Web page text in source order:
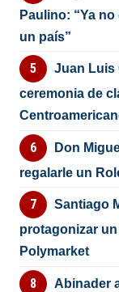
Paulino: “Ya
un país”
Juan Luis
ceremonia de
Don
regalarle un
Santiago
protagonizar
Polymarket
Abinader